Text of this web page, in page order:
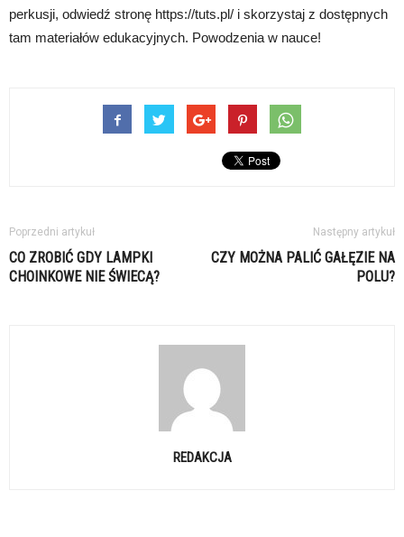
perkusji, odwiedź stronę https://tuts.pl/ i skorzystaj z dostępnych
tam materiałów edukacyjnych. Powodzenia w nauce!
Poprzedni artykuł
CO ZROBIĆ GDY LAMPKI
CHOINKOWE NIE ŚWIECĄ?
Następny artykuł
CZY MOŻNA PALIĆ GAŁĘZIE NA
POLU?
REDAKCJA